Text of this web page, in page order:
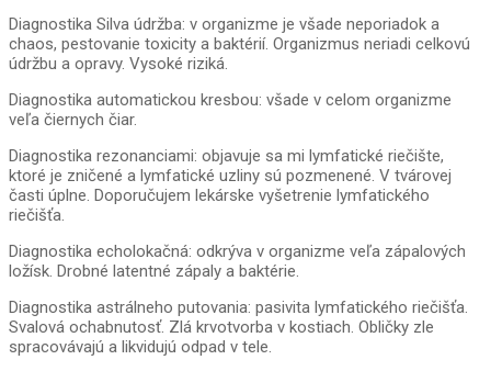
Diagnostika Silva údržba: v organizme je všade neporiadok a
chaos, pestovanie toxicity a baktérií. Organizmus neriadi celkovú
údržbu a opravy. Vysoké riziká.
Diagnostika automatickou kresbou: všade v celom organizme
veľa čiernych čiar.
Diagnostika rezonanciami: objavuje sa mi lymfatické riečište,
ktoré je zničené a lymfatické uzliny sú pozmenené. V tvárovej
časti úplne. Doporučujem lekárske vyšetrenie lymfatického
riečišťa.
Diagnostika echolokačná: odkrýva v organizme veľa zápalových
ložísk. Drobné latentné zápaly a baktérie.
Diagnostika astrálneho putovania: pasivita lymfatického riečišťa.
Svalová ochabnutosť. Zlá krvotvorba v kostiach. Obličky zle
spracovávajú a likvidujú odpad v tele.